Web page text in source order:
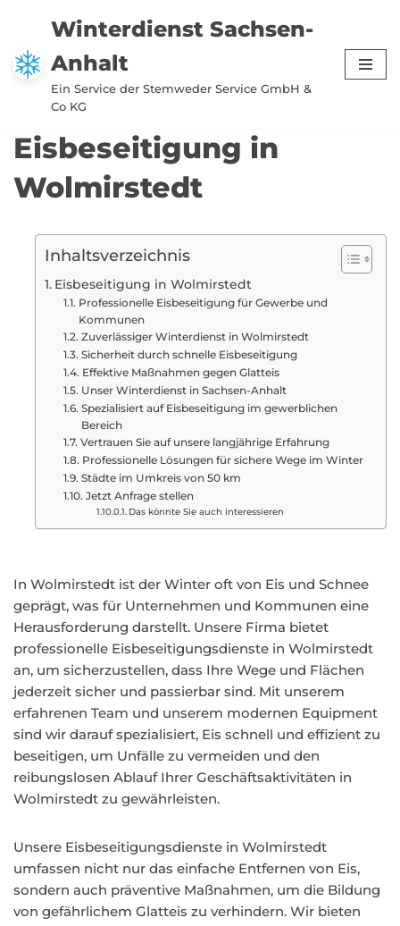
Zum
Inhalt
springen
Winterdienst Sachsen-
Anhalt
Ein Service der Stemweder Service GmbH &
Co KG
Eisbeseitigung in
Wolmirstedt
Inhaltsverzeichnis
Eisbeseitigung in Wolmirstedt
Professionelle Eisbeseitigung für Gewerbe und
Kommunen
Zuverlässiger Winterdienst in Wolmirstedt
Sicherheit durch schnelle Eisbeseitigung
Effektive Maßnahmen gegen Glatteis
Unser Winterdienst in Sachsen-Anhalt
Spezialisiert auf Eisbeseitigung im gewerblichen
Bereich
Vertrauen Sie auf unsere langjährige Erfahrung
Professionelle Lösungen für sichere Wege im Winter
Städte im Umkreis von 50 km
Jetzt Anfrage stellen
Das könnte Sie auch interessieren
In Wolmirstedt ist der Winter oft von Eis und Schnee
geprägt, was für Unternehmen und Kommunen eine
Herausforderung darstellt. Unsere Firma bietet
professionelle Eisbeseitigungsdienste in Wolmirstedt
an, um sicherzustellen, dass Ihre Wege und Flächen
jederzeit sicher und passierbar sind. Mit unserem
erfahrenen Team und unserem modernen Equipment
sind wir darauf spezialisiert, Eis schnell und effizient zu
beseitigen, um Unfälle zu vermeiden und den
reibungslosen Ablauf Ihrer Geschäftsaktivitäten in
Wolmirstedt zu gewährleisten.
Unsere Eisbeseitigungsdienste in Wolmirstedt
umfassen nicht nur das einfache Entfernen von Eis,
sondern auch präventive Maßnahmen, um die Bildung
von gefährlichem Glatteis zu verhindern. Wir bieten